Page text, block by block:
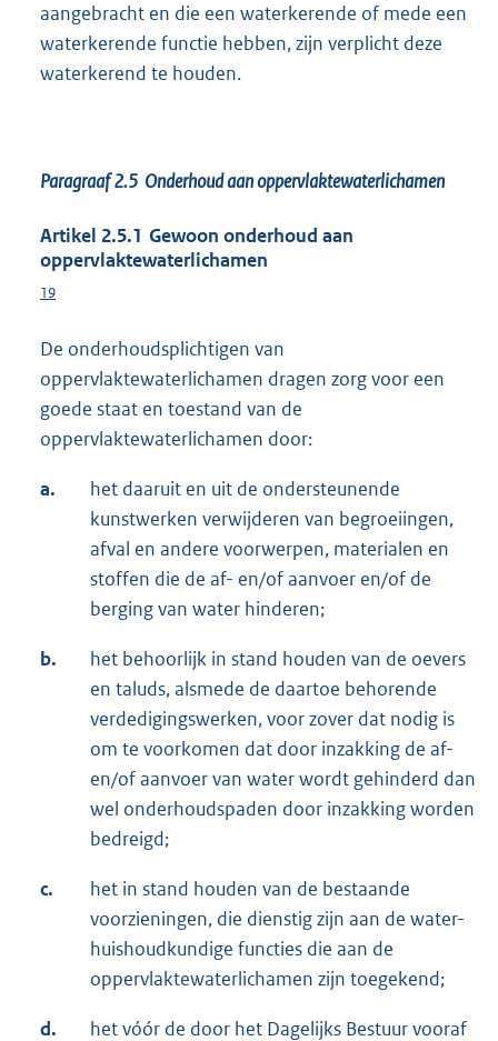
aangebracht en die een waterkerende of mede een
waterkerende functie hebben, zijn verplicht deze
waterkerend te houden.
Paragraaf 2.5 Onderhoud aan oppervlaktewaterlichamen
Artikel 2.5.1 Gewoon onderhoud aan
oppervlaktewaterlichamen
19
De onderhoudsplichtigen van
oppervlaktewaterlichamen dragen zorg voor een
goede staat en toestand van de
oppervlaktewaterlichamen door:
a.
het daaruit en uit de ondersteunende
kunstwerken verwijderen van begroeiingen,
afval en andere voorwerpen, materialen en
stoffen die de af- en/of aanvoer en/of de
berging van water hinderen;
b.
het behoorlijk in stand houden van de oevers
en taluds, alsmede de daartoe behorende
verdedigingswerken, voor zover dat nodig is
om te voorkomen dat door inzakking de af-
en/of aanvoer van water wordt gehinderd dan
wel onderhoudspaden door inzakking worden
bedreigd;
c.
het in stand houden van de bestaande
voorzieningen, die dienstig zijn aan de water-
huishoudkundige functies die aan de
oppervlaktewaterlichamen zijn toegekend;
d. het vóór de door het Dagelijks Bestuur vooraf